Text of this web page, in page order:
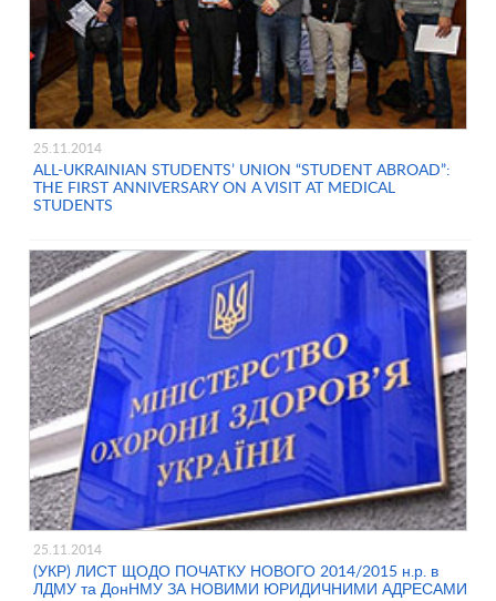
25.11.2014
ALL-UKRAINIAN STUDENTS’ UNION “STUDENT ABROAD”:
THE FIRST ANNIVERSARY ON A VISIT AT MEDICAL
STUDENTS
25.11.2014
(УКР) ЛИСТ ЩОДО ПОЧАТКУ НОВОГО 2014/2015 н.р. в
ЛДМУ та ДонНМУ ЗА НОВИМИ ЮРИДИЧНИМИ АДРЕСАМИ